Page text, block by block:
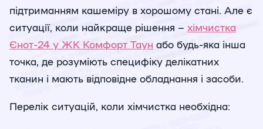
підтриманням кашеміру в хорошому стані. Але є
ситуації, коли найкраще рішення – хімчистка
Єнот-24 у ЖК Комфорт Таун або будь-яка інша
точка, де розуміють специфіку делікатних
тканин і мають відповідне обладнання і засоби.
Перелік ситуацій, коли хімчистка необхідна: